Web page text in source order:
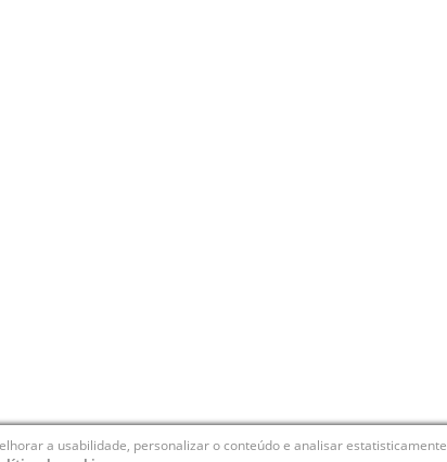
a usabilidade, personalizar o conteúdo e analisar estatisticamente